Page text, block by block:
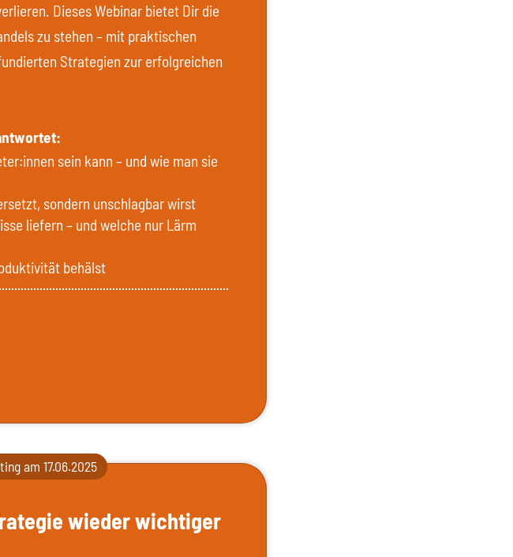
Dieses Webinar bietet Dir die
zu stehen – mit praktischen
Strategien zur erfolgreichen
sein kann – und wie man sie
sondern unschlagbar wirst
liefern – und welche nur Lärm
behälst
am 17.06.2025
wieder wichtiger